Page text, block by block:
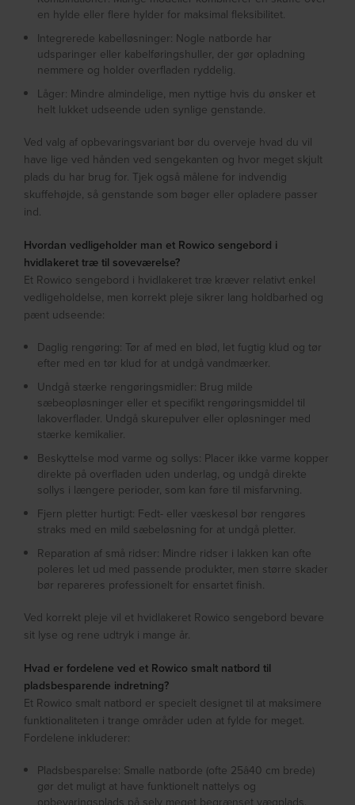
en hylde eller flere hylder for maksimal fleksibilitet.
Integrerede kabelløsninger: Nogle natborde har
udsparinger eller kabelføringshuller, der gør opladning
nemmere og holder overfladen ryddelig.
Låger: Mindre almindelige, men nyttige hvis du ønsker et
helt lukket udseende uden synlige genstande.
Ved valg af opbevaringsvariant bør du overveje hvad du vil
have lige ved hånden ved sengekanten og hvor meget skjult
plads du har brug for. Tjek også målene for indvendig
skuffehøjde, så genstande som bøger eller opladere passer
ind.
Hvordan vedligeholder man et Rowico sengebord i
hvidlakeret træ til soveværelse?
Et Rowico sengebord i hvidlakeret træ kræver relativt enkel
vedligeholdelse, men korrekt pleje sikrer lang holdbarhed og
pænt udseende:
Daglig rengøring: Tør af med en blød, let fugtig klud og tør
efter med en tør klud for at undgå vandmærker.
Undgå stærke rengøringsmidler: Brug milde
sæbeopløsninger eller et specifikt rengøringsmiddel til
lakoverflader. Undgå skurepulver eller opløsninger med
stærke kemikalier.
Beskyttelse mod varme og sollys: Placer ikke varme kopper
direkte på overfladen uden underlag, og undgå direkte
sollys i længere perioder, som kan føre til misfarvning.
Fjern pletter hurtigt: Fedt- eller væskesøl bør rengøres
straks med en mild sæbeløsning for at undgå pletter.
Reparation af små ridser: Mindre ridser i lakken kan ofte
poleres let ud med passende produkter, men større skader
bør repareres professionelt for ensartet finish.
Ved korrekt pleje vil et hvidlakeret Rowico sengebord bevare
sit lyse og rene udtryk i mange år.
Hvad er fordelene ved et Rowico smalt natbord til
pladsbesparende indretning?
Et Rowico smalt natbord er specielt designet til at maksimere
funktionaliteten i trange områder uden at fylde for meget.
Fordelene inkluderer:
Pladsbesparelse: Smalle natborde (ofte 25â40 cm brede)
gør det muligt at have funktionelt nattelys og